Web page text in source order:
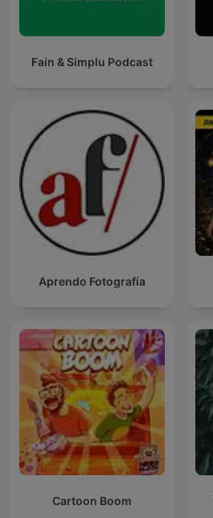
Fain & Simplu Podcast
Aprendo Fotografía
Cartoon Boom